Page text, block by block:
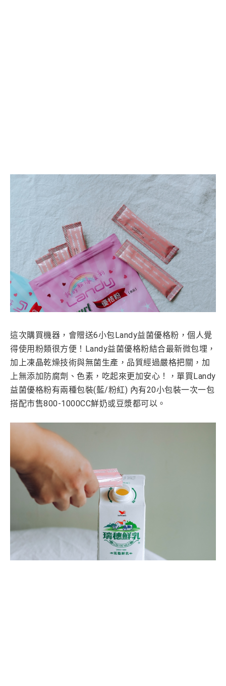
這次購買機器，會贈送6小包Landy益菌優格粉，個人覺
得使用粉類很方便！Landy益菌優格粉結合最新微包埋，
加上凍晶乾燥技術與無菌生產，品質經過嚴格把關，加
上無添加防腐劑、色素，吃起來更加安心！
，單買Landy
益菌優格粉有兩種包裝(藍/粉紅) 內有20小包裝一次一包
搭配市售800-1000CC鮮奶或豆漿都可以。